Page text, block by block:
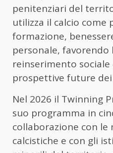
penitenziari del
utilizza il calcio
formazione,
personale,
reinserimento
prospettive future
Nel 2026 il Twinning
suo programma in
collaborazione con le
calcistiche e con gli